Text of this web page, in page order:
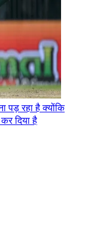
पड़ रहा है क्योंकि
दिया है